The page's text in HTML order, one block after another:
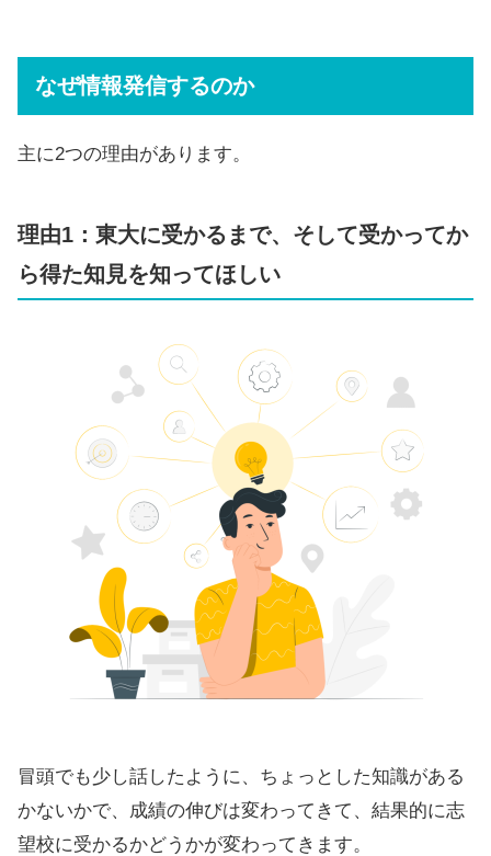
なぜ情報発信するのか
主に2つの理由があります。
理由1：東大に受かるまで、そして受かってか
ら得た知見を知ってほしい
冒頭でも少し話したように、ちょっとした知識がある
かないかで、成績の伸びは変わってきて、結果的に志
望校に受かるかどうかが変わってきます。